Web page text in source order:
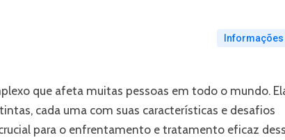
Informações
que afeta muitas pessoas em todo o mundo.
cada uma com suas características e desafios
para o enfrentamento e tratamento eficaz